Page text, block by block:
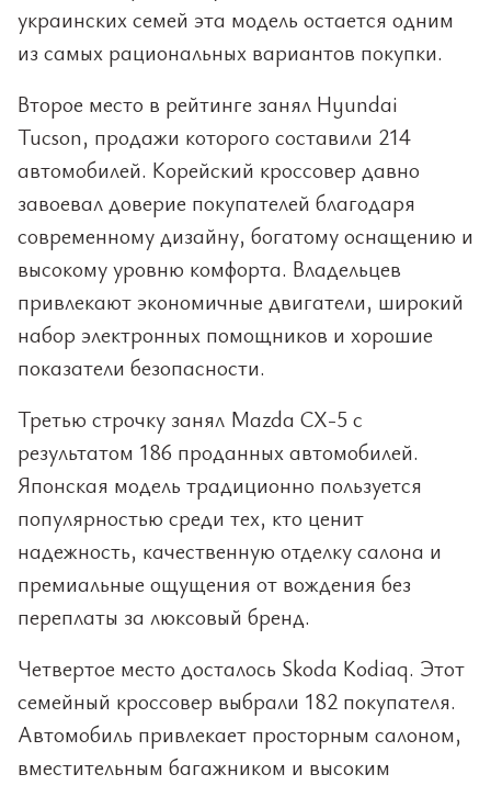
украинских семей эта модель остается одним
из самых рациональных вариантов покупки.
Второе место в рейтинге занял Hyundai
Tucson, продажи которого составили 214
автомобилей. Корейский кроссовер давно
завоевал доверие покупателей благодаря
современному дизайну, богатому оснащению и
высокому уровню комфорта. Владельцев
привлекают экономичные двигатели, широкий
набор электронных помощников и хорошие
показатели безопасности.
Третью строчку занял Mazda CX-5 с
результатом 186 проданных автомобилей.
Японская модель традиционно пользуется
популярностью среди тех, кто ценит
надежность, качественную отделку салона и
премиальные ощущения от вождения без
переплаты за люксовый бренд.
Четвертое место досталось Skoda Kodiaq. Этот
семейный кроссовер выбрали 182 покупателя.
Автомобиль привлекает просторным салоном,
вместительным багажником и высоким